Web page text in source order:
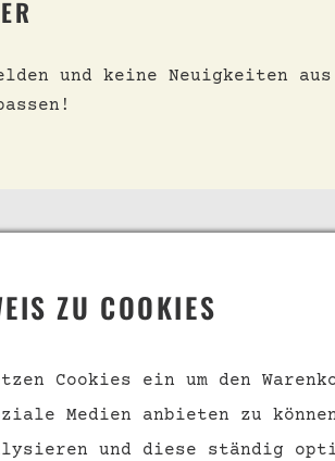
und keine Neuigkeiten aus
Kontakt
Versand und
Zahlungsbedingungen
ZU COOKIES
Cookies ein um den
Medien anbieten zu
und diese ständig